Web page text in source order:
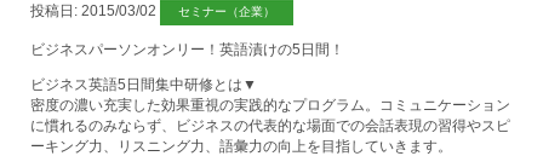
投稿日: 2015/03/02 セミナー（企業）
ビジネスパーソンオンリー！英語漬けの5日間！
ビジネス英語5日間集中研修とは▼
密度の濃い充実した効果重視の実践的なプログラム。コミュニケーション
に慣れるのみならず、ビジネスの代表的な場面での会話表現の習得やスピ
ーキング力、リスニング力、語彙力の向上を目指していきます。